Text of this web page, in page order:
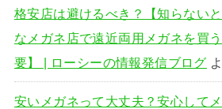
格安店は避けるべき？【知らないと
なメガネ店で遠近両用メガネを買
要】 | ローシーの情報発信ブログ
安いメガネって大丈夫？安心して